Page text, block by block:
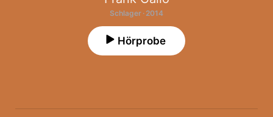
Schlager · 2014
Hörprobe